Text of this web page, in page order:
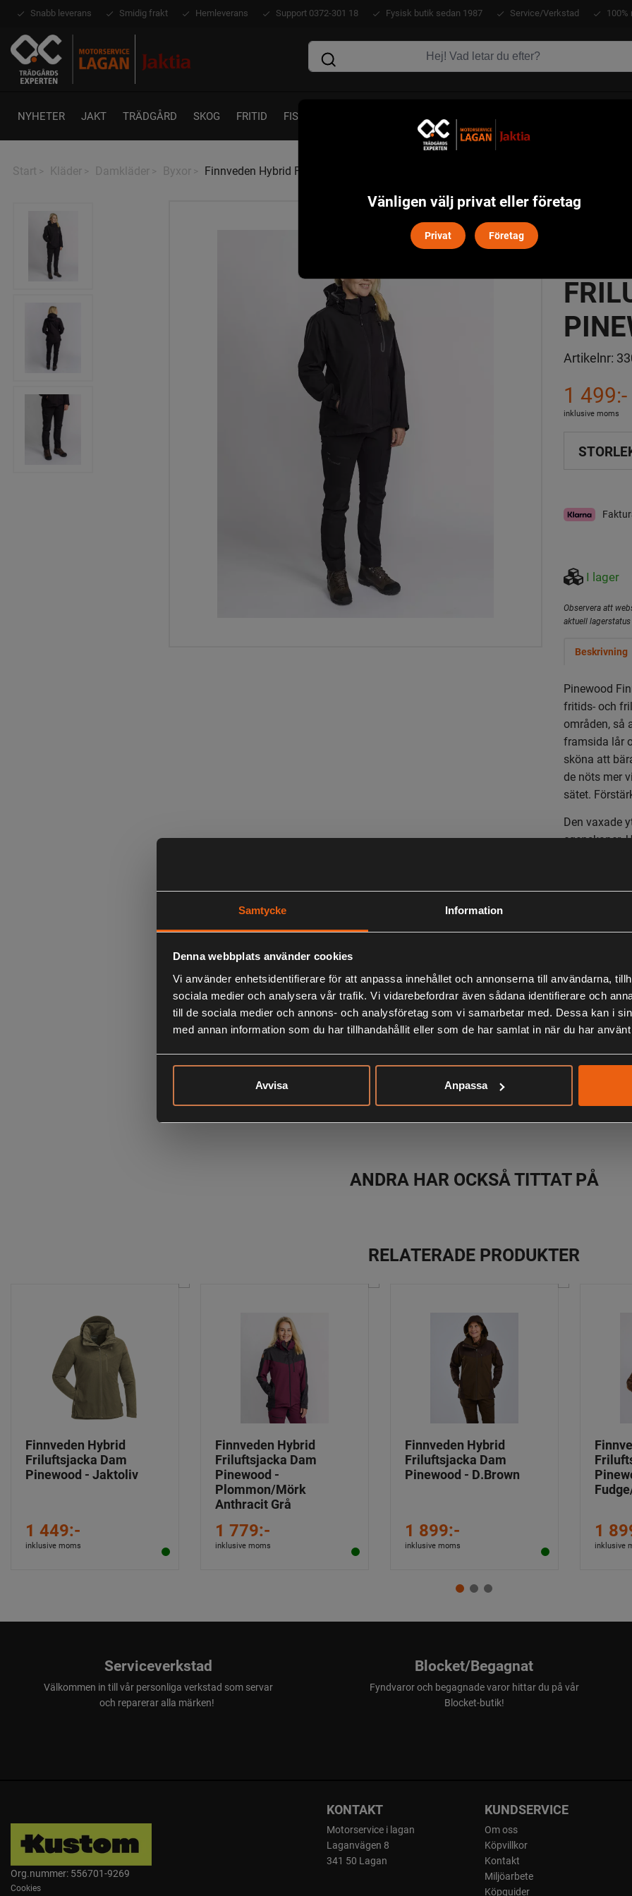
Samtycke Information
Denna webbplats använder cookies
Vi använder enhetsidentifierare för att anpassa innehållet och annonserna till användarna,
sociala medier och analysera vår trafik. Vi vidarebefordrar även sådana identifierare och
till de sociala medier och annons- och analysföretag som vi samarbetar med. Dessa kan i
med annan information som du har tillhandahållit eller som de har samlat in när du har
Avvisa Anpassa
Snabb leverans Smidig frakt Hemleverans Support 0372-301 18 Fysisk butik sedan 1987 Service/Verkstad 100%
NYHETER JAKT TRÄDGÅRD SKOG FRITID FISKE
Start > Kläder > Damkläder > Byxor > Finnveden Hybrid Friluftsbyxa Dam Pinewood - Svart
Artikelnr:
1 499:-
inklusive moms
I lager
Observera att
aktuell
Beskrivning
Pinewood
fritids- och
områden, så
framsida lår
sköna att
de nöts mer
sätet.
Den vaxade
egenskaper.
dragkedja,
Matcha med
• Stretch-
• Vaxad yta
• Tight
•
• Fyra fickor
• Kängkrok
•
• Justerbart
• Resår i
LIKNANDE PRODUKTER
KÖPS OFTA TILLSAMMANS
ANDRA HAR OCKSÅ TITTAT PÅ
RELATERADE PRODUKTER
Finnveden Hybrid
Friluftsjacka Dam
Pinewood - Jaktoliv
1 449:-
inklusive moms
Finnveden Hybrid
Friluftsjacka Dam
Pinewood -
Plommon/Mörk
Anthracit Grå
1 779:-
inklusive moms
Finnveden Hybrid
Friluftsjacka Dam
Pinewood - D.Brown
1 899:-
inklusive moms
1
inklusive
Serviceverkstad
Välkommen in till vår personliga verkstad som servar
och reparerar alla märken!
Blocket/Begagnat
Fyndvaror och begagnade varor hittar du på vår
Blocket-butik!
Org.nummer: 556701-9269
Cookies
KONTAKT
Motorservice i lagan
Laganvägen 8
341 50 Lagan
KUNDSERVICE
Om oss
Köpvillkor
Kontakt
Miljöarbete
Köpguider
Vänligen välj privat eller företag
Privat Företag